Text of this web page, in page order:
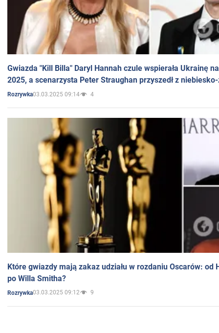
Gwiazda "Kill Billa" Daryl Hannah czule wspierała Ukrainę
2025, a scenarzysta Peter Straughan przyszedł z
Rozrywka03.03.2025 09:14 4
Które gwiazdy mają zakaz udziału w rozdaniu Oscarów: od
po Willa Smitha?
Rozrywka03.03.2025 09:12 9